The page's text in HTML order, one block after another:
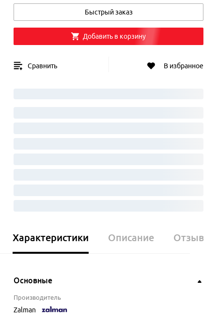
Быстрый заказ
Добавить в корзину
Сравнить В избранное
Характеристики Описание Отзывы
Основные
Производитель
Zalman